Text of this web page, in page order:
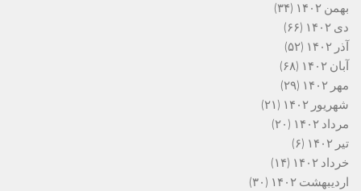
بهمن ۱۴۰۲
(۳۴)
دی ۱۴۰۲
(۶۶)
آذر ۱۴۰۲
(۵۲)
آبان ۱۴۰۲
(۶۸)
مهر ۱۴۰۲
(۲۹)
شهریور ۱۴۰۲
(۲۱)
مرداد ۱۴۰۲
(۲۰)
تیر ۱۴۰۲
(۶)
خرداد ۱۴۰۲
(۱۴)
اردیبهشت ۱۴۰۲
(۳۰)